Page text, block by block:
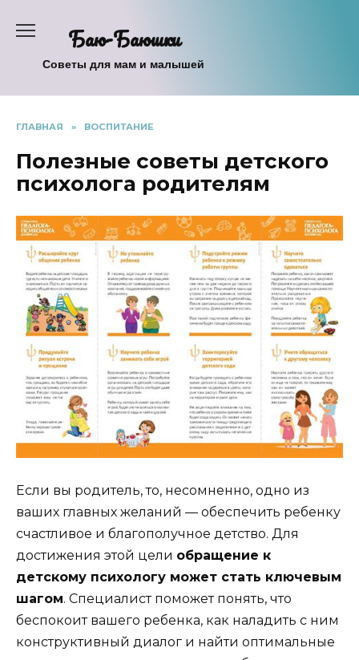
содержаниюБаю-Баюшки
Советы для мам и малышей
ГЛАВНАЯ » ВОСПИТАНИЕ
Полезные советы детского
психолога родителям
Если вы родитель, то, несомненно, одно из
ваших главных желаний — обеспечить ребенку
счастливое и благополучное детство. Для
достижения этой цели обращение к
детскому психологу может стать ключевым
шагом. Специалист поможет понять, что
беспокоит вашего ребенка, как наладить с ним
конструктивный диалог и найти оптимальные